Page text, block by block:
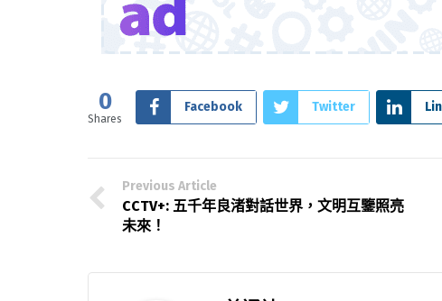
0
Shares
Facebook Twitter
Previous Article
CCTV+: 五千年良渚對話世界，文明互鑒照亮
未來！